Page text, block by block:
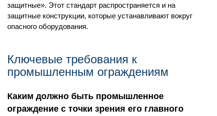
защитные». Этот стандарт распространяется и на
защитные конструкции, которые устанавливают вокруг
опасного оборудования.
Ключевые требования к
промышленным ограждениям
Каким должно быть промышленное
ограждение с точки зрения его главного